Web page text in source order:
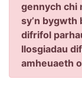
gennych chi
sy’n bygwth
difrifol
llosgiadau
amheuaeth